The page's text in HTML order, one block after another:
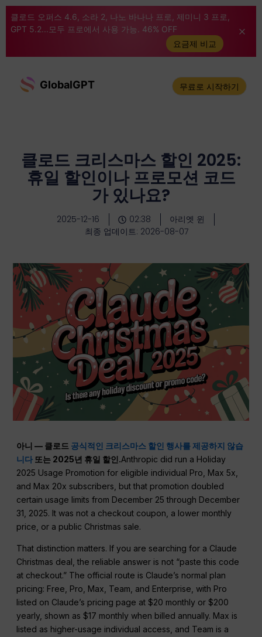
클로드 오퍼스 4.6, 소라 2, 나노 바나나 프로, 제미니 3 프로,
GPT 5.2...모두 프로에서 사용 가능. 46% OFF
요금제 비교
GlobalGPT 무료로 시작하기
클로드 크리스마스 할인 2025:
휴일 할인이나 프로모션 코드
가 있나요?
2025-12-16 02:38
아리엣 윈
최종 업데이트: 2026-08-07
아니 — 클로드 공식적인 크리스마스 할인 행사를 제공하지 않습
니다 또는 2025년 휴일 할인.Anthropic did run a Holiday
2025 Usage Promotion for eligible individual Pro, Max 5x,
and Max 20x subscribers, but that promotion doubled
certain usage limits from December 25 through December
31, 2025. It was not a checkout coupon, a lower monthly
price, or a public Christmas sale.
That distinction matters. If you are searching for a Claude
Christmas deal, the reliable answer is not “paste this code
at checkout.” The official route is Claude’s normal plan
pricing: Free, Pro, Max, Team, and Enterprise, with Pro
listed on Claude’s pricing page at $20 monthly or $200
yearly, shown as $17 monthly when billed annually. Max is
listed as higher-usage individual access, and Team is a